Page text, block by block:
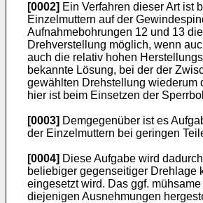
[0002] Ein Verfahren dieser Art ist
Einzelmuttern auf der
Aufnahmebohrungen 12 und 13
Drehverstellung möglich, wenn
auch die relativ hohen
bekannte Lösung, bei der der
gewählten Drehstellung wiederum
hier ist beim Einsetzen der
[0003] Demgegenüber ist es
der Einzelmuttern bei geringen
[0004] Diese Aufgabe wird
beliebiger gegenseitiger Drehlage
eingesetzt wird. Das ggf.
diejenigen Ausnehmungen